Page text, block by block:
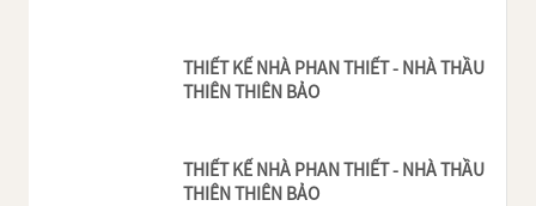
THIẾT KẾ NHÀ PHAN THIẾT - NHÀ THẦU
THIÊN THIÊN BẢO
THIẾT KẾ NHÀ PHAN THIẾT - NHÀ THẦU
THIÊN THIÊN BẢO